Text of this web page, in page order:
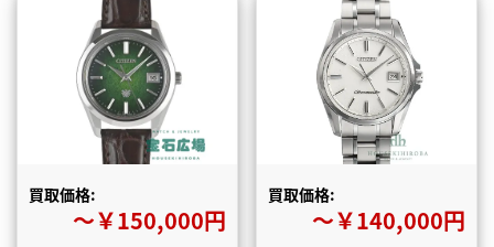
買取価格:
〜￥150,000円
買取価格:
〜￥140,000円